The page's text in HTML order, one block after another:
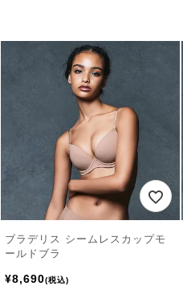
ブラデリス シームレスカップモ
ールドブラ
¥8,690 税込